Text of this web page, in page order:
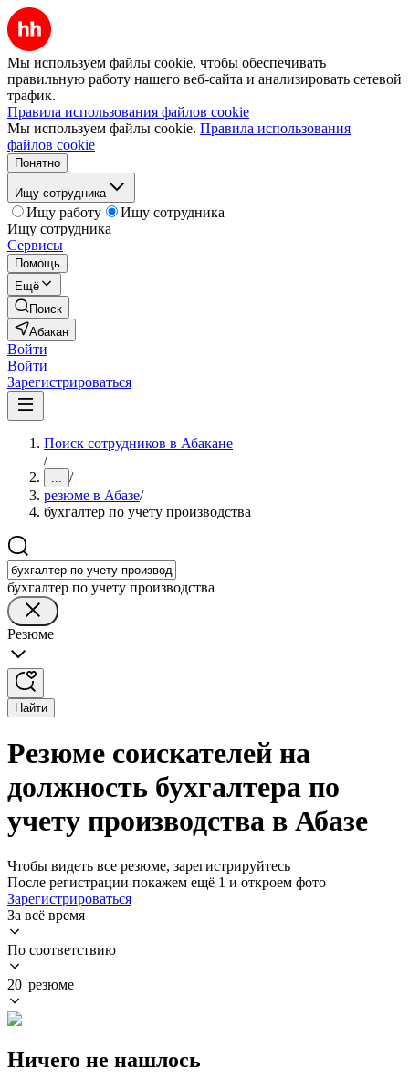
Мы используем файлы cookie, чтобы обеспечивать
правильную работу нашего веб-сайта и анализировать сетевой
трафик.
Правила использования файлов cookie
Мы используем файлы cookie. Правила использования
файлов cookie
Понятно
Ищу сотрудника
Ищу работу
Ищу сотрудника
Ищу сотрудника
Сервисы
Помощь
Ещё
Поиск
Абакан
Войти
Войти
Зарегистрироваться
Поиск сотрудников в Абакане
/
... /
резюме в Абазе/
бухгалтер по учету производства
бухгалтер по учету производства
Резюме
Найти
Резюме соискателей на
должность бухгалтера по
учету производства в Абазе
Чтобы видеть все резюме, зарегистрируйтесь
После регистрации покажем ещё 1 и откроем фото
Зарегистрироваться
За всё время
По соответствию
20 резюме
Ничего не нашлось